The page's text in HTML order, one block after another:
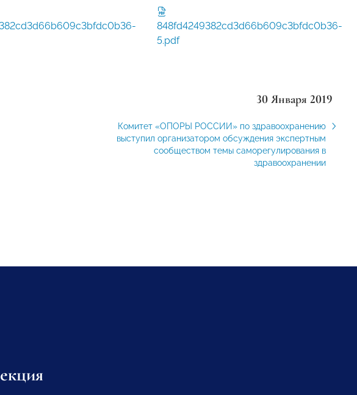
848fd4249382cd3d66b609c3bfdc0b36-
5.pdf
30 Января 2019
Комитет «ОПОРЫ РОССИИ» по здравоохранению
выступил организатором обсуждения экспертным
сообществом темы саморегулирования в
здравоохранении